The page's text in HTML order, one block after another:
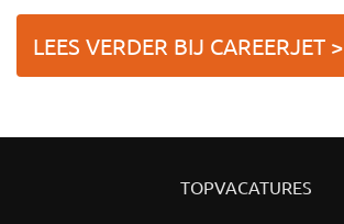
LEES VERDER BIJ CAREERJET >
TOPVACATURES